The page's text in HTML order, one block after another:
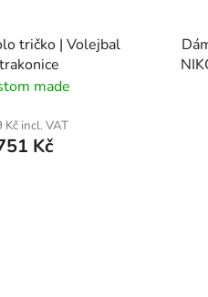
tričko | Volejbal
made
Kč incl. VAT
Kč